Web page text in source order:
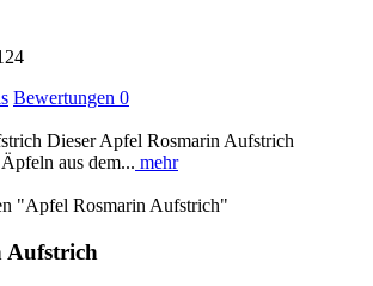
Bewertungen 0
Dieser Apfel Rosmarin Aufstrich
aus dem... mehr
"Apfel Rosmarin Aufstrich"
Aufstrich